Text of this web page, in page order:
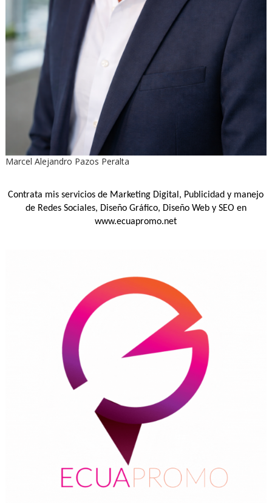
Marcel Alejandro Pazos Peralta
Contrata mis servicios de Marketing Digital, Publicidad y manejo
de Redes Sociales, Diseño Gráfico, Diseño Web y SEO en
www.ecuapromo.net